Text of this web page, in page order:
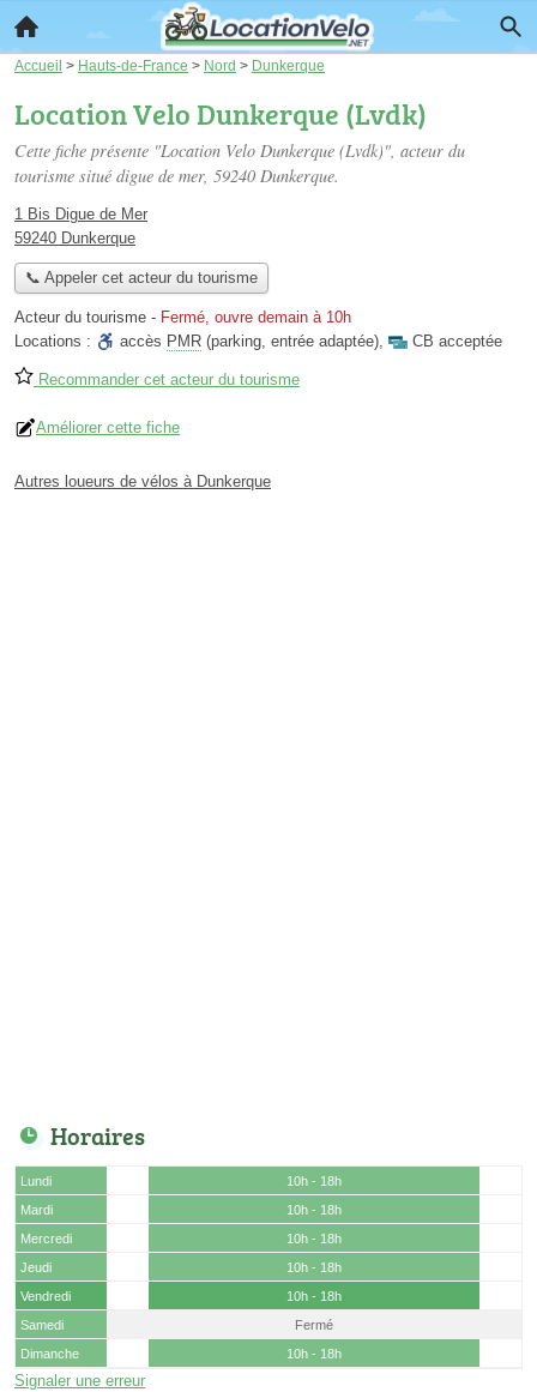
Accueil > Hauts-de-France > Nord > Dunkerque
Location Velo Dunkerque (Lvdk)
Cette fiche présente "Location Velo Dunkerque (Lvdk)", acteur du
tourisme situé digue de mer, 59240 Dunkerque.
1 Bis Digue de Mer
59240 Dunkerque
📞 Appeler cet acteur du tourisme
Acteur du tourisme - Fermé, ouvre demain à 10h
Locations :
accès PMR (parking, entrée adaptée), CB acceptée
Recommander cet acteur du tourisme
Améliorer cette fiche
Autres loueurs de vélos à Dunkerque
Horaires
Lundi
10h - 18h
Mardi
10h - 18h
Mercredi
10h - 18h
Jeudi
10h - 18h
Vendredi
10h - 18h
Samedi
Fermé
Dimanche
10h - 18h
Signaler une erreur